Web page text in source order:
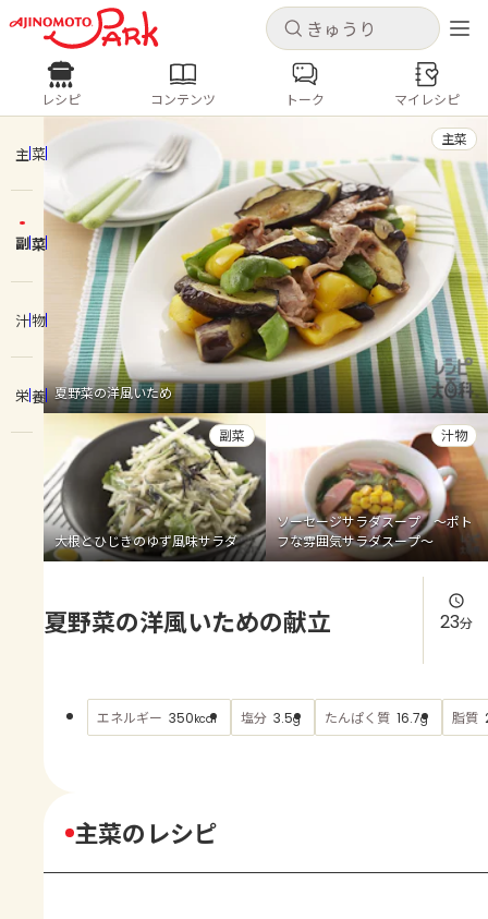
キャンセル
ログインするとレシピを保存できます
ログイン 新規登録
ホーム
コンテンツ
レシピ
トーク
よくあるお問い合わせ
お買い物
AJINOMOTO PARK とは
キャンセル
レシピ コンテンツ
人気の食材・レシピ
きゅうり なす トマト
とうもろこし
ピーマン
みょうが ゴーヤ
レシピ コンテンツ トーク マイレシピ
主菜
副菜
汁物
栄養 夏野菜の洋風いため
主菜
大根とひじきのゆず風味サラダ
副菜
ソーセージサラダスープ ～ポト
フな雰囲気サラダスープ～
汁物
夏野菜の洋風いための献立 23分
エネルギー 350kcal 塩分 3.5g たんぱく質 16.7g 脂質
主菜のレシピ